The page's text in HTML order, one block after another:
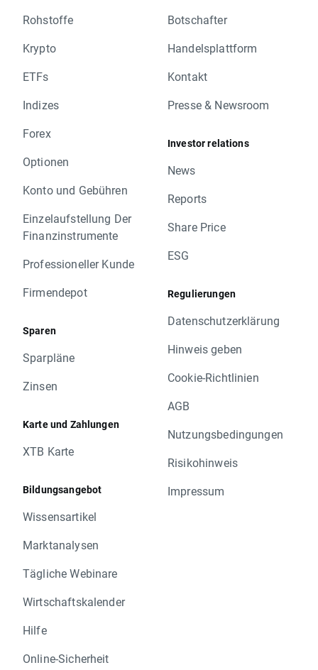
Rohstoffe
Krypto
ETFs
Indizes
Forex
Optionen
Konto und Gebühren
Einzelaufstellung Der
Finanzinstrumente
Professioneller Kunde
Firmendepot
Sparen
Sparpläne
Zinsen
Karte und Zahlungen
XTB Karte
Bildungsangebot
Wissensartikel
Marktanalysen
Tägliche Webinare
Wirtschaftskalender
Hilfe
Online-Sicherheit
Botschafter
Handelsplattform
Kontakt
Presse & Newsroom
Investor relations
News
Reports
Share Price
ESG
Regulierungen
Datenschutzerklärung
Hinweis geben
Cookie-Richtlinien
AGB
Nutzungsbedingungen
Risikohinweis
Impressum